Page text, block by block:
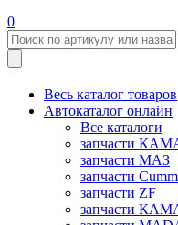
0
Весь каталог товаров
Автокаталог онлайн
Все каталоги
запчасти
запчасти МАЗ
запчасти
запчасти ZF
запчасти